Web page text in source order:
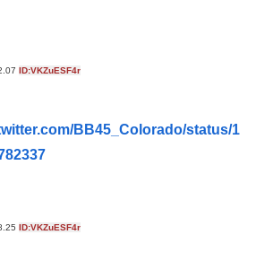
ID:VKZuESF4r
BB45_Colorado/status/1
ID:VKZuESF4r